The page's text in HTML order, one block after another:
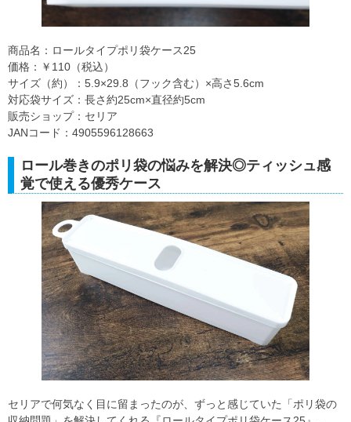
商品名：ロールタイプポリ袋ケース25
価格：￥110（税込）
サイズ（約）：5.9×29.8（フック含む）×高さ5.6cm
対応袋サイズ：長さ約25cm×直径約5cm
販売ショップ：セリア
JANコード：4905596128663
ロール巻きのポリ袋の悩みを解決◎ティッシュ感
覚で使える優秀ケース
セリアで何気なく目に留まったのが、ずっと感じていた「ポリ袋の